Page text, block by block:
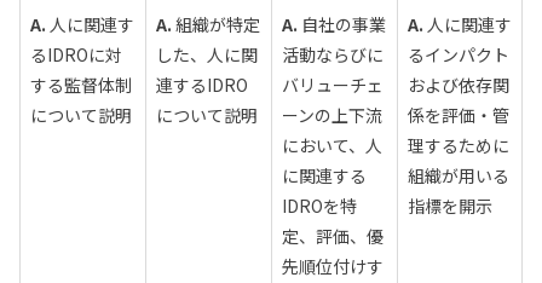
A. 人に関連す
るIDROに対
する監督体制
について説明
A. 組織が特定
した、人に関
連するIDRO
について説明
A. 自社の事業
活動ならびに
バリューチェ
ーンの上下流
において、人
に関連する
IDROを特
定、評価、優
先順位付けす
A. 人に関連す
るインパクト
および依存関
係を評価・管
理するために
組織が用いる
指標を開示